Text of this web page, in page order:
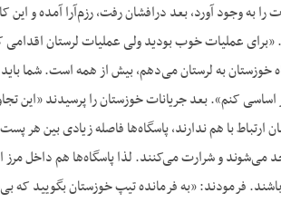
به وجود آورد، بعد درافشان رفت، رزم‌آرا آمده و
عملیات خوب بودید ولی عملیات لرستان اقدامی
به لرستان می‌دهم، بیش از همه است. شما باید
اساسی کنم». بعد جریانات خوزستان را پرسیدند
با هم ندارند، پاسگاه‌ها فاصله زیادی بین هر پست
می‌شوند و شرارت می‌کنند. لذا پاسگاه‌ها هم داخل
باشند. فرمودند: «به فرمانده تیپ خوزستان بگویید